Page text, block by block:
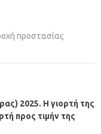
προστασίας
2025. Η γιορτή της
προς τιμήν της